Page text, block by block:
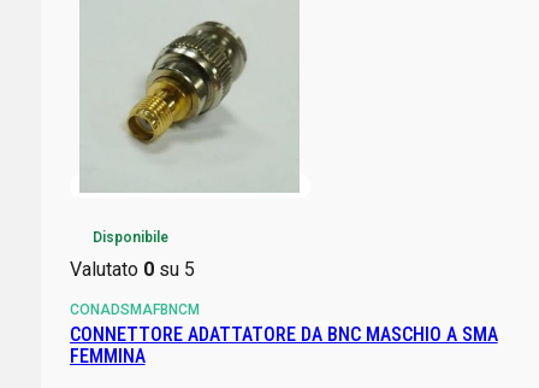
Disponibile
Valutato 0su 5
CONADSMAFBNCM
CONNETTORE ADATTATORE DA BNC MASCHIO A SMA
FEMMINA